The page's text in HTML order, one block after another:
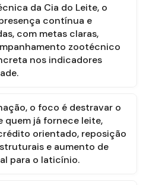
da Cia do Leite, o
contínua e
com metas claras,
zootécnico
nos indicadores
o foco é destravar o
já fornece leite,
orientado, reposição
e aumento de
para o laticínio.